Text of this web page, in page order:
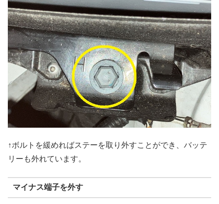
↑ボルトを緩めればステーを取り外すことができ、バッテ
リーも外れています。
マイナス端子を外す